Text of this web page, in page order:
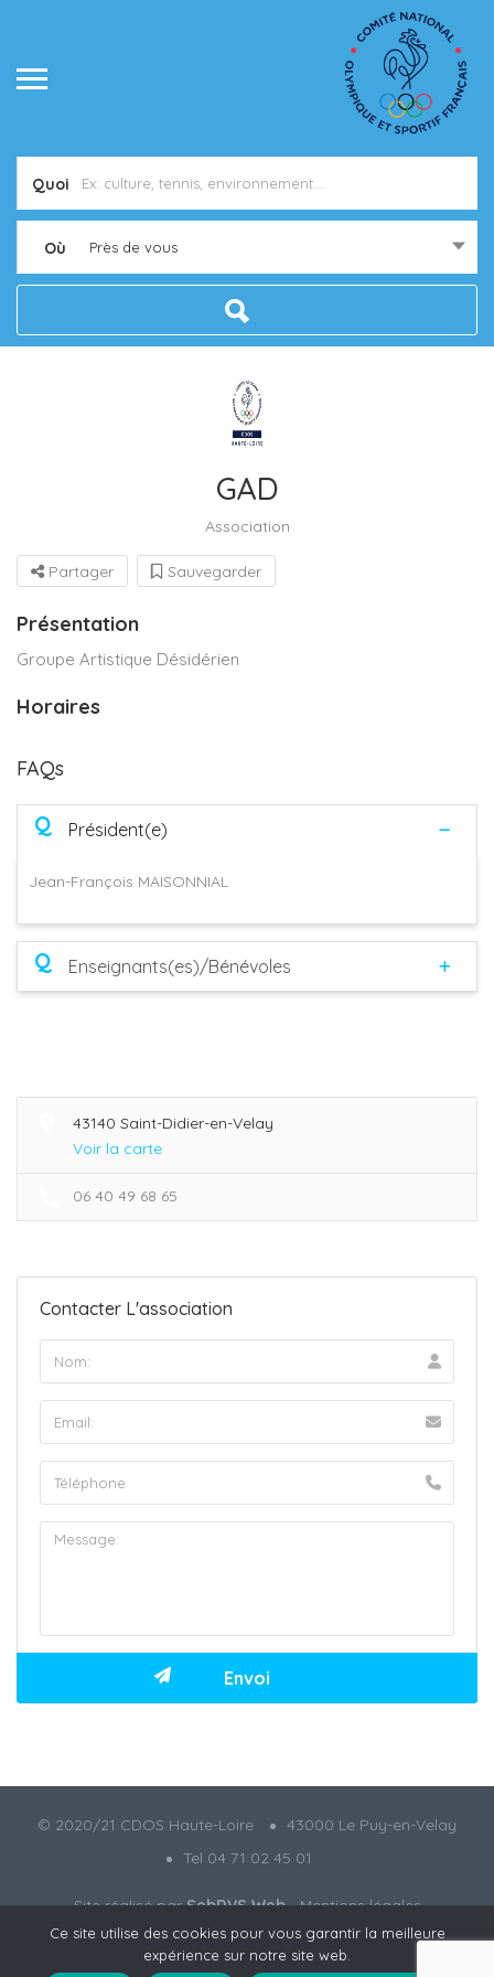
Quoi
Où Près de vous
GAD
Association
Partager Sauvegarder
Présentation
Groupe Artistique Désidérien
Horaires
FAQs
Q Président(e)
Jean-François MAISONNIAL
Q Enseignants(es)/Bénévoles
43140 Saint-Didier-en-Velay
Voir la carte
06 40 49 68 65
Contacter L'association
© 2020/21 CDOS Haute-Loire
43000 Le Puy-en-Velay
Tel 04 71 02 45 01
Site réalisé parSebDVS Web-Mentions légales
Ce site utilise des cookies pour vous garantir la meilleure
expérience sur notre site web.